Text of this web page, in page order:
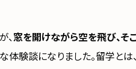
、窓を開けながら空を飛び、そ
体験談になりました。留学とは